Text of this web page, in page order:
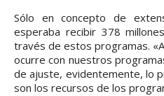
Sólo en concepto de
esperaba recibir 378
través de estos programas.
ocurre con nuestros
de ajuste, evidentemente, lo
son los recursos de los